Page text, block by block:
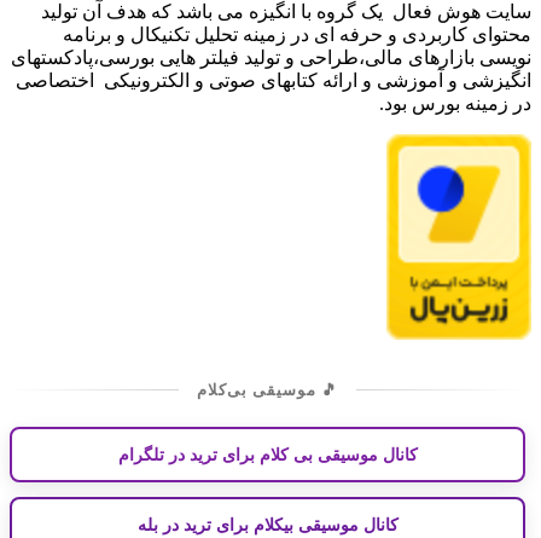
سایت هوش فعال یک گروه با انگیزه می باشد که هدف آن تولید
محتوای کاربردی و حرفه ای در زمینه تحلیل تکنیکال و برنامه
نویسی بازارهای مالی،طراحی و تولید فیلتر هایی بورسی،پادکستهای
انگیزشی و آموزشی و ارائه کتابهای صوتی و الکترونیکی اختصاصی
در زمینه بورس بود.
🎵 موسیقی بی‌کلام
کانال موسیقی بی کلام برای ترید در تلگرام
کانال موسیقی بیکلام برای ترید در بله